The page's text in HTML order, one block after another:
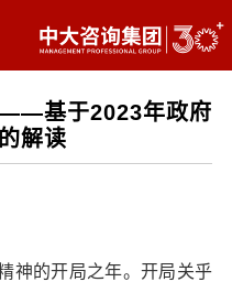
——基于2023年政府
解读
神的开局之年。开局关乎